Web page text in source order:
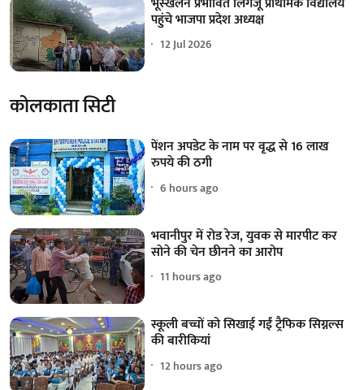
पहुंचे भाजपा प्रदेश अध्यक्ष
12 Jul 2026
कोलकाता सिटी
पेंशन अपडेट के नाम पर वृद्ध से 16 लाख
रुपये की ठगी
6 hours ago
भवानीपुर में रोड रेज, युवक से मारपीट कर
सोने की चेन छीनने का आरोप
11 hours ago
स्कूली बच्चों को सिखाई गईं ट्रैफिक सिग्नल्स
की बारीकियां
12 hours ago